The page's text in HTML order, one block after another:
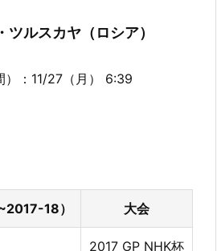
ツルスカヤ（ロシア）
）：11/27（月） 6:39
18） 大会
2017 GP NHK杯